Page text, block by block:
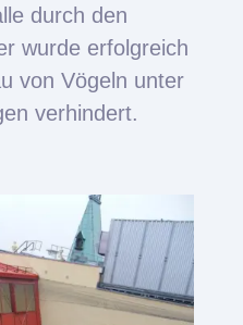
durch den
wurde erfolgreich
von Vögeln unter
verhindert.